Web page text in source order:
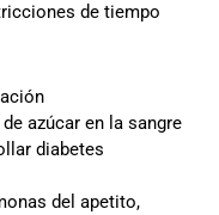
de tiempo
azúcar en la sangre
diabetes
del apetito,